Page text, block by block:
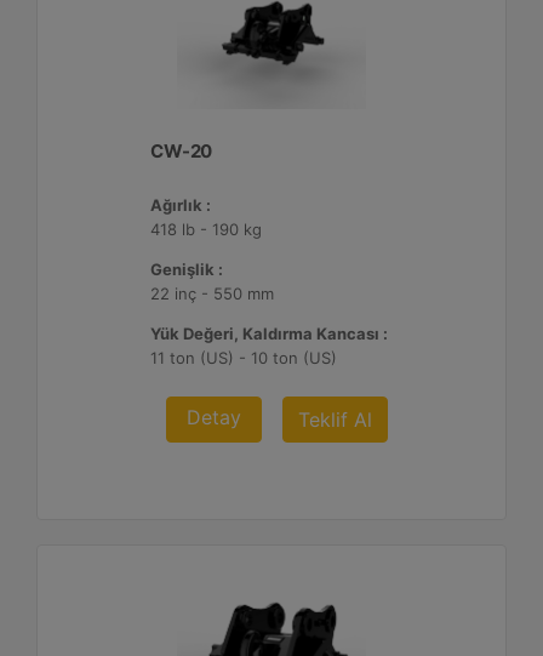
CW-20
Ağırlık :
418 lb - 190 kg
Genişlik :
22 inç - 550 mm
Yük Değeri, Kaldırma Kancası :
11 ton (US) - 10 ton (US)
Detay Teklif Al